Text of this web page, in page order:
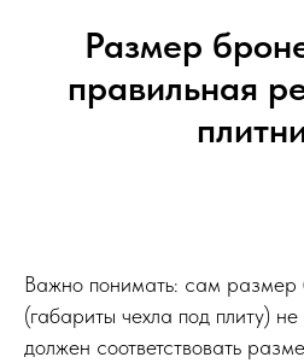
Размер
правильная
Важно понимать: сам размер
(габариты чехла под плиту)
должен соответствовать